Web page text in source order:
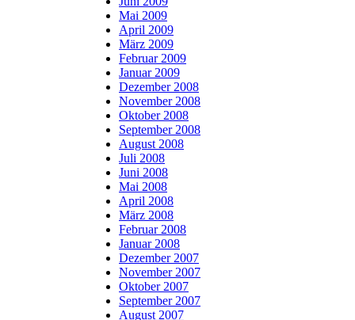
Mai 2009
April 2009
März 2009
Februar 2009
Januar 2009
Dezember 2008
November 2008
Oktober 2008
September 2008
August 2008
Juli 2008
Juni 2008
Mai 2008
April 2008
März 2008
Februar 2008
Januar 2008
Dezember 2007
November 2007
Oktober 2007
September 2007
August 2007